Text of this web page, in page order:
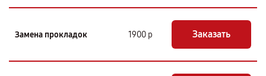
Замена прокладок 1900 р Заказать